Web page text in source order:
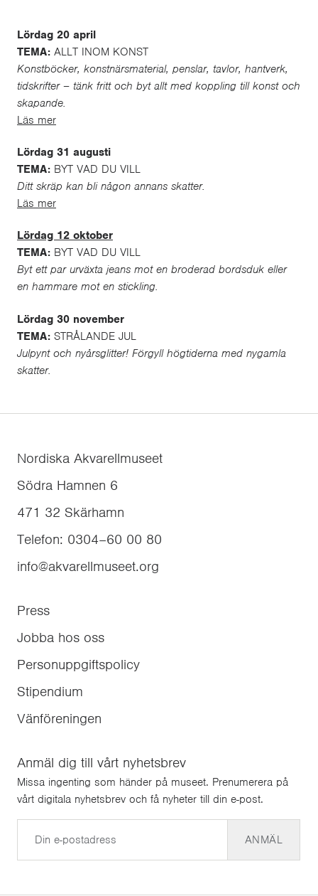
Lördag 20 april
TEMA: ALLT INOM KONST
Konstböcker, konstnärsmaterial, penslar, tavlor, hantverk,
tidskrifter – tänk fritt och byt allt med koppling till konst och
skapande.
Läs mer
Lördag 31 augusti
TEMA: BYT VAD DU VILL
Ditt skräp kan bli någon annans skatter.
Läs mer
Lördag 12 oktober
TEMA: BYT VAD DU VILL
Byt ett par urväxta jeans mot en broderad bordsduk eller
en hammare mot en stickling.
Lördag 30 november
TEMA: STRÅLANDE JUL
Julpynt och nyårsglitter! Förgyll högtiderna med nygamla
skatter.
Nordiska Akvarellmuseet
Södra Hamnen 6
471 32 Skärhamn
Telefon: 0304–60 00 80
info@akvarellmuseet.org
Press
Jobba hos oss
Personuppgiftspolicy
Stipendium
Vänföreningen
Anmäl dig till vårt nyhetsbrev
Missa ingenting som händer på museet. Prenumerera på
vårt digitala nyhetsbrev och få nyheter till din e-post.
ANMÄL